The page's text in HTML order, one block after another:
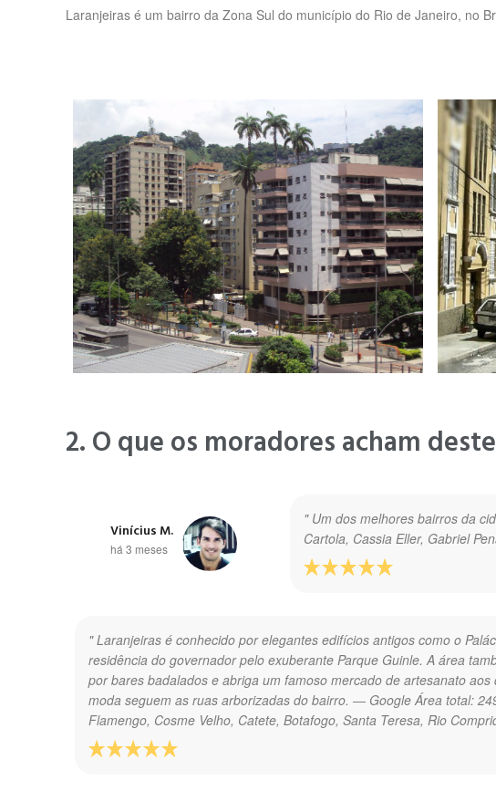
Laranjeiras é um bairro da Zona Sul do município do Rio de Janeiro, no
2. O que os moradores acham
" Um dos melhores bairros da
Cartola, Cassia Eller, Gabriel
Vinícius M.
há 3 meses
" Laranjeiras é conhecido por elegantes edifícios antigos como o
residência do governador pelo exuberante Parque Guinle. A área
por bares badalados e abriga um famoso mercado de artesanato
moda seguem as ruas arborizadas do bairro. ― Google Área total:
Flamengo, Cosme Velho, Catete, Botafogo, Santa Teresa, Rio